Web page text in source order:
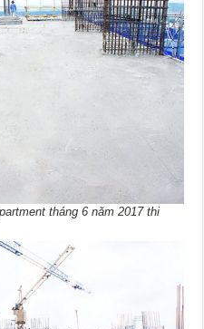
tháng 6 năm 2017 thi